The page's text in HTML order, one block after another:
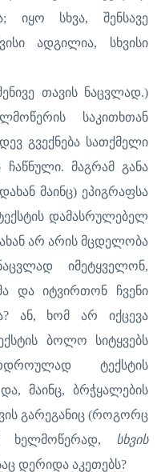
იყო სხვა, შენსავე
ადგილია, სხვისი
თავის ნაცვლად.)
საკითხთან
გვექნება სათქმელი
ჩაწნული. მაგრამ განა
მაინც) ეპიგრაფსა
დამასრულებელ
არ არის მცდელობა
იმეტყველონ,
და იტვირთონ ჩვენი
ან, ხომ არ იქცევა
ბოლო სიტყვებს
ტექსტის
მაინც, ბრჭყალების
გარეგანიც (როგორც
ხელმოწერად, სხვის
დერიდა აკეთებს?